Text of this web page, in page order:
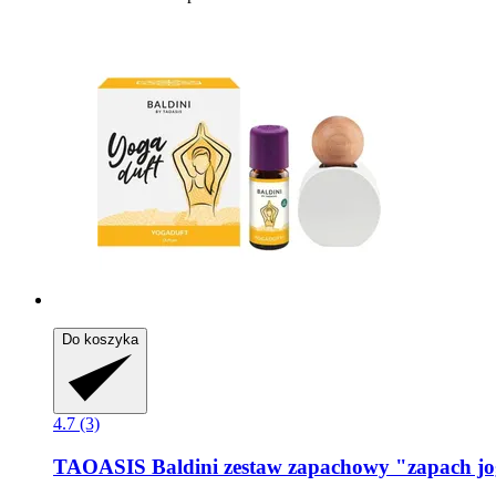
Do koszyka
4.7 (3)
TAOASIS Baldini zestaw zapachowy "zapach